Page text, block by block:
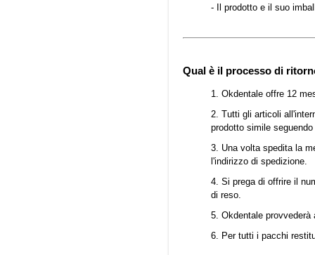
- Il prodotto e il suo
Qual è il processo di
1. Okdentale offre 12
2. Tutti gli articoli
prodotto simile
3. Una volta spedita la
l'indirizzo di spedizione.
4. Si prega di offrire il
di reso.
5. Okdentale
6. Per tutti i pacchi